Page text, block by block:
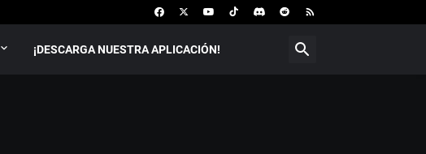
¡DESCARGA NUESTRA APLICACIÓN!